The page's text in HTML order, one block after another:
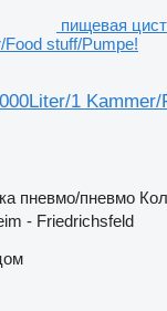
пищевая
stuff/Pumpe!
1
пневмо/пневмо
- Friedrichsfeld